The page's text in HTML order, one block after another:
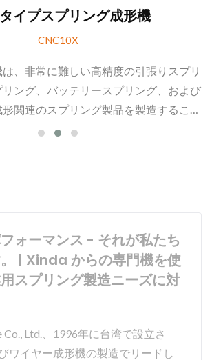
イプスプリング成形機
CNC10X
、非常に難しい高精度の引張りスプリ
ング、バッテリースプリング、および
関連のスプリング製品を製造すること
ができます。
ォーマンス - それが私たち
| Xinda からの専門機を使
スプリング製造ニーズに対
Co., Ltd.、1996年に台湾で設立さ
ワイヤー成形機の製造でリードし